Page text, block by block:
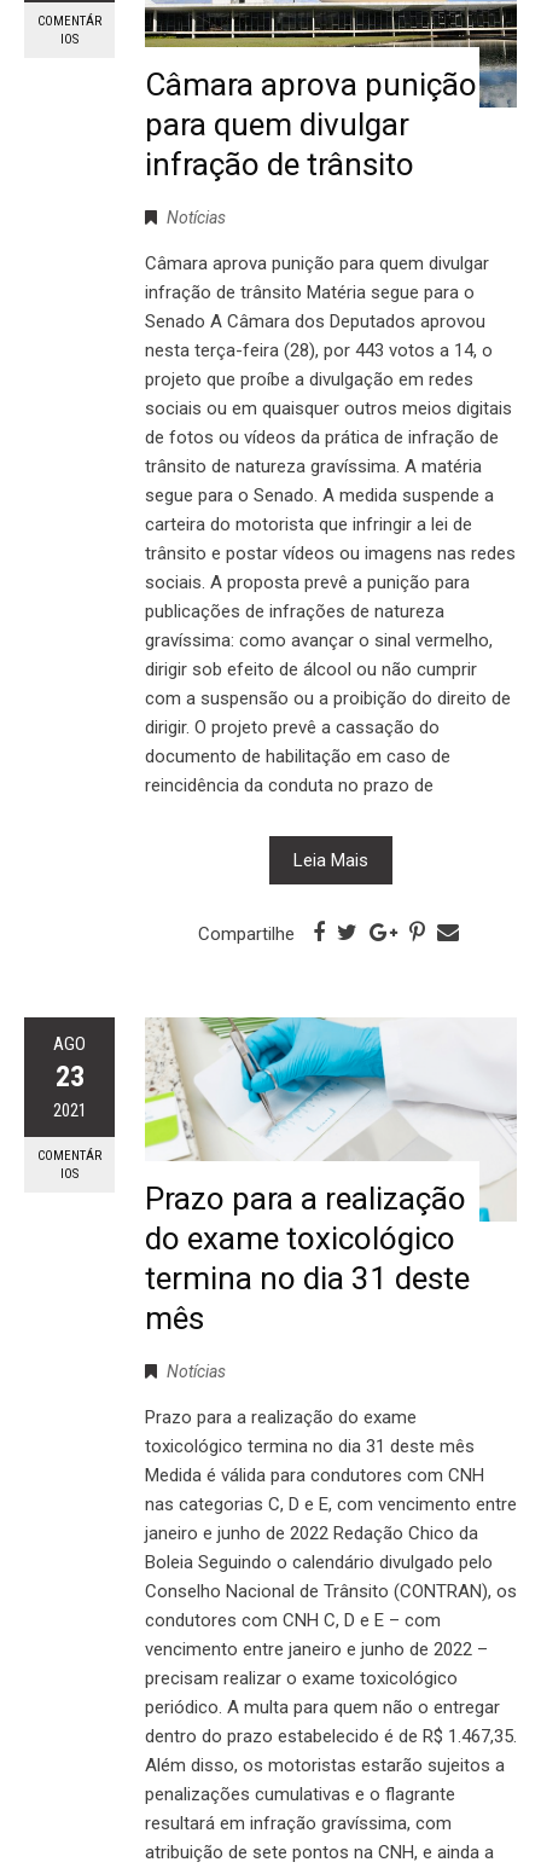
COMENTÁR
IOS
Câmara aprova punição
para quem divulgar
infração de trânsito
Notícias
Câmara aprova punição para quem divulgar
infração de trânsito Matéria segue para o
Senado A Câmara dos Deputados aprovou
nesta terça-feira (28), por 443 votos a 14, o
projeto que proíbe a divulgação em redes
sociais ou em quaisquer outros meios digitais
de fotos ou vídeos da prática de infração de
trânsito de natureza gravíssima. A matéria
segue para o Senado. A medida suspende a
carteira do motorista que infringir a lei de
trânsito e postar vídeos ou imagens nas redes
sociais. A proposta prevê a punição para
publicações de infrações de natureza
gravíssima: como avançar o sinal vermelho,
dirigir sob efeito de álcool ou não cumprir
com a suspensão ou a proibição do direito de
dirigir. O projeto prevê a cassação do
documento de habilitação em caso de
reincidência da conduta no prazo de
Leia Mais
Compartilhe
AGO
23
2021
COMENTÁR
IOS
Prazo para a realização
do exame toxicológico
termina no dia 31 deste
mês
Notícias
Prazo para a realização do exame
toxicológico termina no dia 31 deste mês
Medida é válida para condutores com CNH
nas categorias C, D e E, com vencimento entre
janeiro e junho de 2022 Redação Chico da
Boleia Seguindo o calendário divulgado pelo
Conselho Nacional de Trânsito (CONTRAN), os
condutores com CNH C, D e E – com
vencimento entre janeiro e junho de 2022 –
precisam realizar o exame toxicológico
periódico. A multa para quem não o entregar
dentro do prazo estabelecido é de R$ 1.467,35.
Além disso, os motoristas estarão sujeitos a
penalizações cumulativas e o flagrante
resultará em infração gravíssima, com
atribuição de sete pontos na CNH, e ainda a